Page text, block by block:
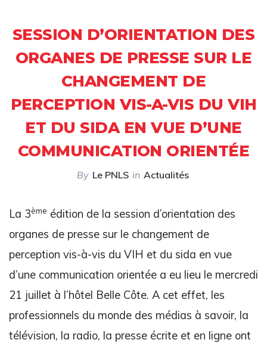
SESSION D’ORIENTATION DES
ORGANES DE PRESSE SUR LE
CHANGEMENT DE
PERCEPTION VIS-A-VIS DU VIH
ET DU SIDA EN VUE D’UNE
COMMUNICATION ORIENTÉE
By Le PNLS in Actualités
La 3ème édition de la session d’orientation des
organes de presse sur le changement de
perception vis-à-vis du VIH et du sida en vue
d’une communication orientée a eu lieu le mercredi
21 juillet à l’hôtel Belle Côte. A cet effet, les
professionnels du monde des médias à savoir, la
télévision, la radio, la presse écrite et en ligne ont